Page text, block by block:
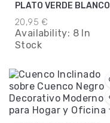
PLATO VERDE BLANCO
20,95 €
Availability: 8 In
Stock